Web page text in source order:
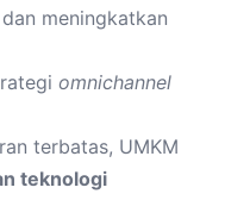
meningkatkan
omnichannel
terbatas, UMKM
teknologi